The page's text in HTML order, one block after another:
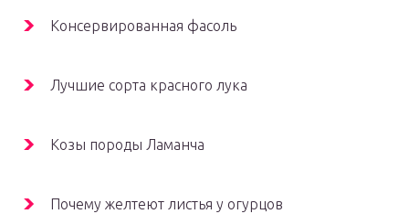
Консервированная фасоль
Лучшие сорта красного лука
Козы породы Ламанча
Почему желтеют листья у огурцов